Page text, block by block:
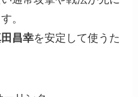
。
昌幸を安定して使うた